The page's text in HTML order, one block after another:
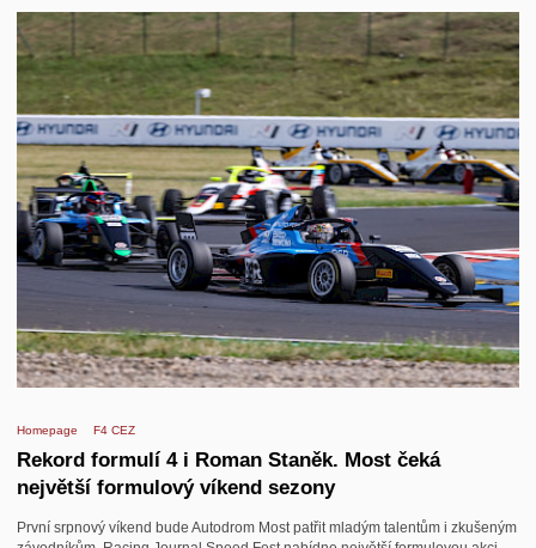
Homepage F4 CEZ
Rekord formulí 4 i Roman Staněk. Most čeká
největší formulový víkend sezony
První srpnový víkend bude Autodrom Most patřit mladým talentům i zkušeným